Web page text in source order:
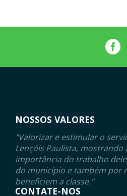
NOSSOS VALORES
"Valorizar e estimular o
Lençóis Paulista, mostrando
importância do trabalho
do município e também por
beneficiem a classe."
CONTATE-NOS